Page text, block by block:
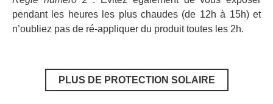
pendant les heures les plus chaudes (de 12h à 15h) et
n’oubliez pas de ré-appliquer du produit toutes les 2h.
PLUS DE PROTECTION SOLAIRE